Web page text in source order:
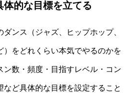
体的な目標を立てる
ダンス（ジャズ、ヒップホップ、
）をどれくらい本気でやるのかを
ン数・頻度・目指すレベル・コン
など具体的な目標を設定すること